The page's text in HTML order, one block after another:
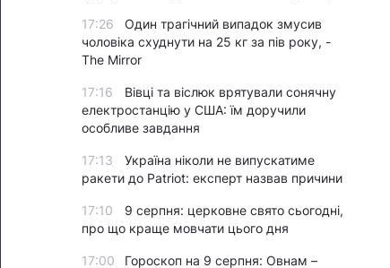
17:26
Один трагічний випадок змусив
чоловіка схуднути на 25 кг за пів року, -
The Mirror
17:16
Вівці та віслюк врятували сонячну
електростанцію у США: їм доручили
особливе завдання
17:13
Україна ніколи не випускатиме
ракети до Patriot: експерт назвав причини
17:10
9 серпня: церковне свято сьогодні,
про що краще мовчати цього дня
17:00
Гороскоп на 9 серпня: Овнам –